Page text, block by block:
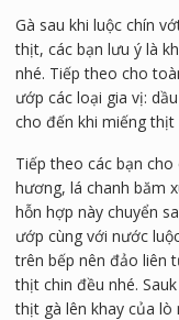
Gà sau khi luộc chín
thịt, các bạn lưu ý là
nhé. Tiếp theo cho
ướp các loại gia vị:
cho đến khi miếng thịt
Tiếp theo các bạn
hương, lá chanh băm
hỗn hợp này chuyển
ướp cùng với nước
trên bếp nên đảo liên
thịt chin đều nhé.
thịt gà lên khay của